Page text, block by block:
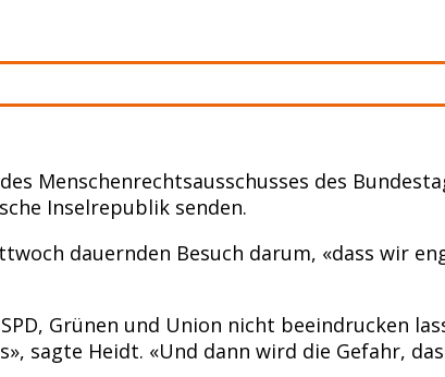
Menschenrechtsausschusses des
Inselrepublik senden.
dauernden Besuch darum, «dass wir
Grünen und Union nicht beeindrucken
sagte Heidt. «Und dann wird die Gefahr,